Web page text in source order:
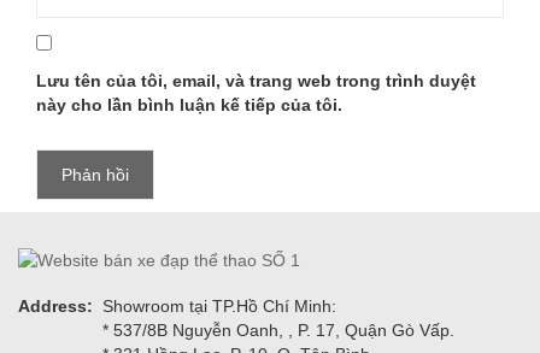
Lưu tên của tôi, email, và trang web trong trình duyệt
này cho lần bình luận kế tiếp của tôi.
Address:
Showroom tại TP.Hồ Chí Minh:
* 537/8B Nguyễn Oanh, , P. 17, Quận Gò Vấp.